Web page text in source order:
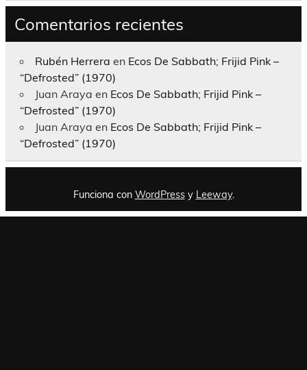
Comentarios recientes
Rubén Herrera en Ecos De Sabbath; Frijid Pink –
“Defrosted” (1970)
Juan Araya en Ecos De Sabbath; Frijid Pink –
“Defrosted” (1970)
Juan Araya en Ecos De Sabbath; Frijid Pink –
“Defrosted” (1970)
Funciona con WordPressy Leeway.